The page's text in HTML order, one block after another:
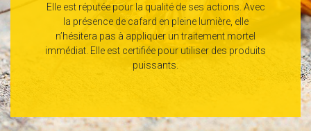
Elle est réputée pour la qualité de ses actions. Avec
la présence de cafard en pleine lumière, elle
n’hésitera pas à appliquer un traitement mortel
immédiat. Elle est certifiée pour utiliser des produits
puissants.